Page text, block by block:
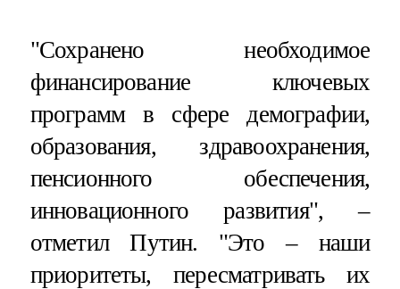
"Сохранено необходимое
финансирование ключевых
программ в сфере демографии,
образования, здравоохранения,
пенсионного обеспечения,
инновационного развития", –
отметил Путин. "Это – наши
приоритеты, пересматривать их